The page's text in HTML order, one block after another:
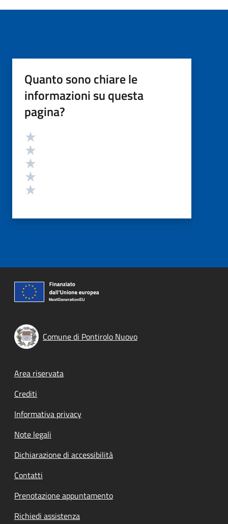
Quanto sono chiare le
informazioni su questa
pagina?
Valutazione
Comune di Pontirolo Nuovo
Footer menu
Area riservata
Crediti
Informativa privacy
Note legali
Dichiarazione di accessibilità
Contatti
Prenotazione appuntamento
Richiedi assistenza